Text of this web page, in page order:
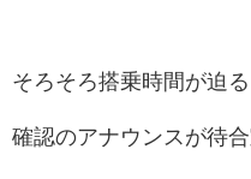
そろそろ搭乗時間が迫
確認のアナウンスが待